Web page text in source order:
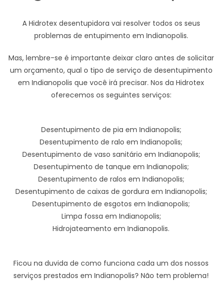
A Hidrotex desentupidora vai resolver todos os seus
problemas de entupimento em Indianopolis.
Mas, lembre-se é importante deixar claro antes de solicitar
um orçamento, qual o tipo de serviço de desentupimento
em Indianopolis que você irá precisar. Nos da Hidrotex
oferecemos os seguintes serviços:
Desentupimento de pia em Indianopolis;
Desentupimento de ralo em Indianopolis;
Desentupimento de vaso sanitário em Indianopolis;
Desentupimento de tanque em Indianopolis;
Desentupimento de ralos em Indianopolis;
Desentupimento de caixas de gordura em Indianopolis;
Desentupimento de esgotos em Indianopolis;
Limpa fossa em Indianopolis;
Hidrojateamento em Indianopolis.
Ficou na duvida de como funciona cada um dos nossos
serviços prestados em Indianopolis? Não tem problema!